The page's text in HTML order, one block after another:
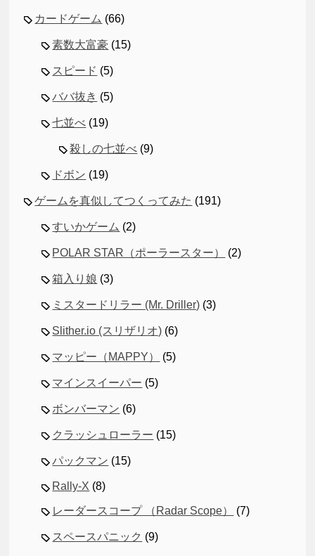
カードゲーム (66)
素数大富豪 (15)
スピード (5)
ババ抜き (5)
七並べ (19)
殺しの七並べ (9)
ドボン (19)
ゲームを真似してつくってみた (191)
すいかゲーム (2)
POLAR STAR（ポーラースター） (2)
箱入り娘 (3)
ミスタードリラー (Mr. Driller) (3)
Slither.io (スリザリオ) (6)
マッピー（MAPPY） (5)
マインスイーパー (5)
ボンバーマン (6)
クラッシュローラー (15)
パックマン (15)
Rally-X (8)
レーダースコープ （Radar Scope） (7)
スペースパニック (9)